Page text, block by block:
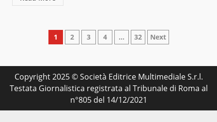
Paginazione
articoli
1 2 3 4 … 32 Next
Copyright 2025 © Società Editrice Multimediale S.r.l.
Testata Giornalistica registrata al Tribunale di Roma al
n°805 del 14/12/2021